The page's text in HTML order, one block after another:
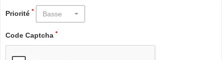
Priorité * Basse
Code Captcha *